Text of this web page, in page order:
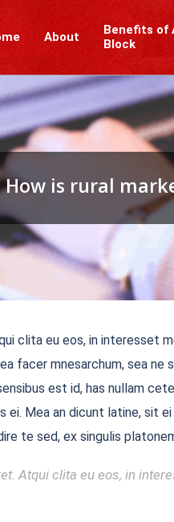
About
Benefits of
Block
How is rural
clita eu eos, in interesset
facer mnesarchum, sea
est id, has nullam
Mea an dicunt latine, sit
te sed, ex singulis
Atqui clita eu eos, in